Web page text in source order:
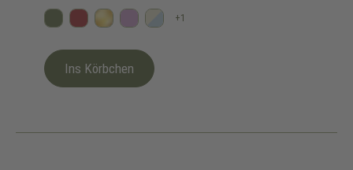
Oliv Bordeaux
GoldFliederHimmelblau/Beige
+1
Ins Körbchen